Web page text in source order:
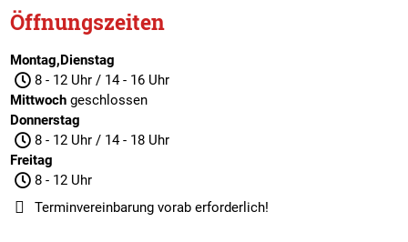
Öffnungszeiten
Montag,Dienstag
8 - 12 Uhr / 14 - 16 Uhr
Mittwochgeschlossen
Donnerstag
8 - 12 Uhr / 14 - 18 Uhr
Freitag
8 - 12 Uhr
Terminvereinbarungvorab erforderlich!